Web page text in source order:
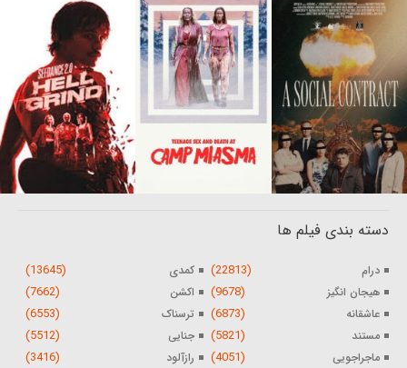
دسته بندی فیلم ها
درام (22813) کمدی (13645)
هیجان انگیز (9678) اکشن (7662)
عاشقانه (6873) ترسناک (6553)
مستند (5821) جنایی (5512)
ماجراجویی (4051) رازآلود (3416)